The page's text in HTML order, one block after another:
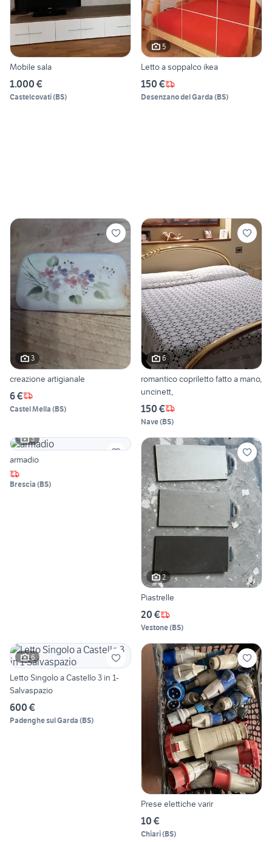
Mobile sala
1.000 €
Castelcovati(BS)
5
Letto a soppalco ikea
150 €
Desenzano del Garda (BS)
3
creazione artigianale
6 €
Castel Mella (BS)
6
romantico copriletto fatto a mano,
uncinett,
150 €
Nave(BS)
3
armadio
Brescia (BS)
2
Piastrelle
20 €
Vestone(BS)
6
Letto Singolo a Castello 3 in 1-
Salvaspazio
600 €
Padenghe sul Garda (BS)
Prese elettiche varir
10 €
Chiari(BS)